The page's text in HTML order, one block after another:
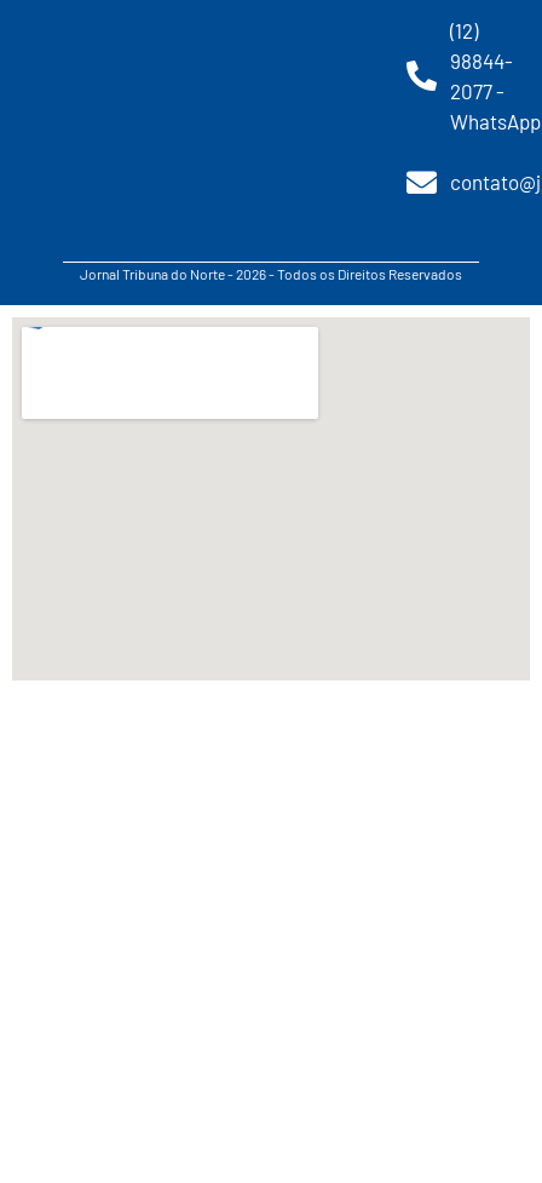
(12)
98844-
2077 -
WhatsApp
Jornal Tribuna do Norte - 2026 - Todos os Direitos Reservados